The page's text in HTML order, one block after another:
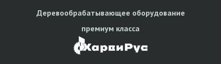
Деревообрабатывающее оборудование
премиум класса